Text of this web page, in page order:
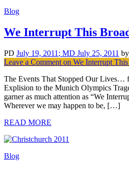
Blog
We Interrupt This
PD July 19, 2011 ; MD July 25, 2011 by
Leave a Comment on We Interrupt
The Events That Stopped Our Lives…
Explision to the Munich Olympics
garner as much attention as “We
Wherever we may happen to be, […]
READ MORE
Blog